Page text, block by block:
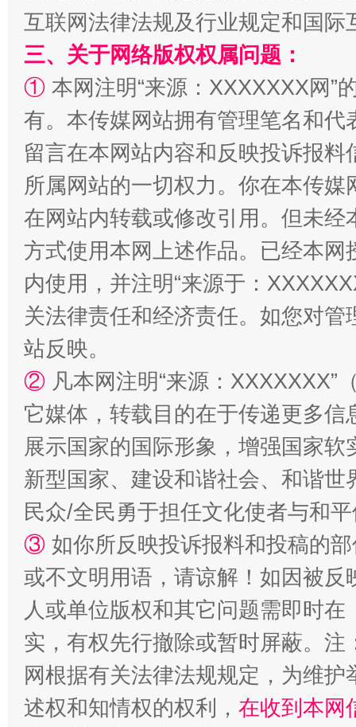
全民健身五年计划来了！等你上场
阿坝州三大球赛在茂县开幕 规模
国家大学科技园优化重塑工作
扯下公款旅游的“隐身衣” 如何以
互联网法律法规及行业规定和国
三、关于网络版权权属问题：
① 本网注明“来源：XXXXXXX网”
有。本传媒网站拥有管理笔名和
留言在本网站内容和反映投诉报
所属网站的一切权力。你在本传
在网站内转载或修改引用。但未
方式使用本网上述作品。已经本
内使用，并注明“来源于：
关法律责任和经济责任。如您对
站反映。
② 凡本网注明“来源：
它媒体，转载目的在于传递更多
展示国家的国际形象，增强国家
新型国家、建设和谐社会、和谐
民众/全民勇于担任文化使者与和
③ 如你所反映投诉报料和投稿的
或不文明用语，请谅解！如因被
人或单位版权和其它问题需即时在
实，有权先行撤除或暂时屏蔽。
网根据有关法律法规规定，为维
述权和知情权的权利， 在收到本网